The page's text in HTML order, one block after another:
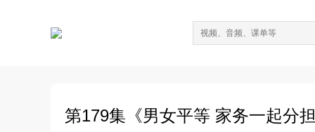
第179集《男女平等 家务一起分担